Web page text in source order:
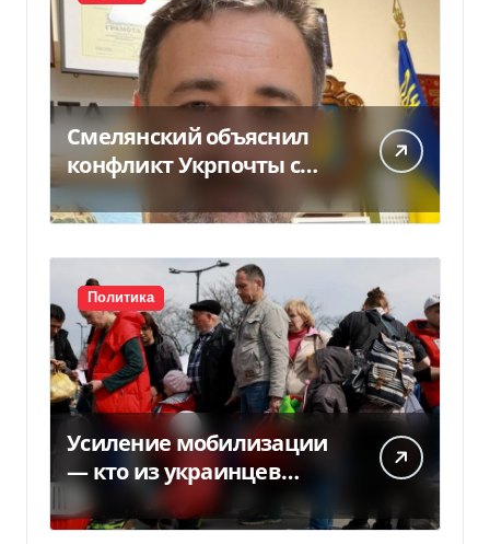
Смелянский объяснил
конфликт Укрпочты с
НБУ из-за платежек
Политика
Усиление мобилизации
— кто из украинцев
потеряет право на
временную защиту в ЕС